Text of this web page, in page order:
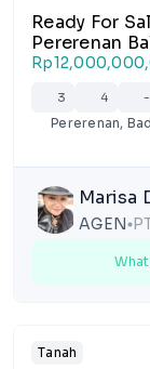
Ready For
Pererenan
3 4 -
Pererenan,
Marisa
AGEN lens
Tanah